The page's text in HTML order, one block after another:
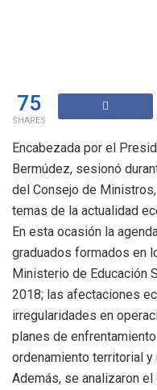
75
SHARES
Encabezada por el
Bermúdez, sesionó
del Consejo de
temas de la actualidad
En esta ocasión la
graduados formados en
Ministerio de Educación
2018; las afectaciones
irregularidades en
planes de
ordenamiento territorial y
Además, se analizaron